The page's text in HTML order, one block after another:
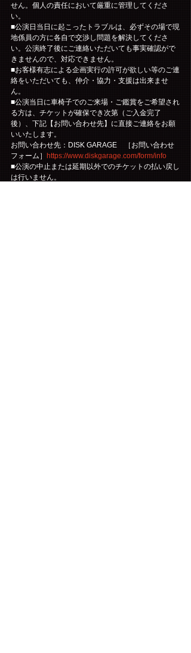
せん。個人の責任において厳重に管理してくださ
い。
■公演日当日に起こったトラブルは、必ずその場で現
地係員の方に各自で交渉し問題を解決してくださ
い。公演終了後にご連絡いただいても事実確認がで
きませんので、対応できません。
■お客様有志による企画実行の許可が欲しい等のご連
絡をいただいても、仲介・協力・支援は出来ませ
ん。
■公演当日に車椅子でのご来場・ご鑑賞をご希望され
る方は、チケットが確保でき次第（ご入金完了
後）、下記【お問い合わせ先】に直接ご連絡をお願
いいたします。
お問い合わせ先：DISK GARAGE　［お問い合わせ
フォーム］ https://www.diskgarage.com/form/info
■公演の中止または延期以外でのチケットの払い戻し
は行いません。